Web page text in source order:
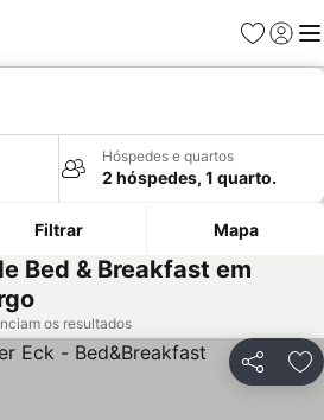
Favoritos
Iniciar
Hóspedes e quartos
2 hóspedes, 1 quarto.
Filtrar Mapa
Bed & Breakfast em
os resultados
Partilhar